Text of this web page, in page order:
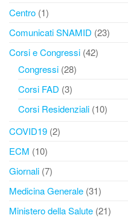
Centro (1)
Comunicati SNAMID (23)
Corsi e Congressi (42)
Congressi (28)
Corsi FAD (3)
Corsi Residenziali (10)
COVID19 (2)
ECM (10)
Giornali (7)
Medicina Generale (31)
Ministero della Salute (21)